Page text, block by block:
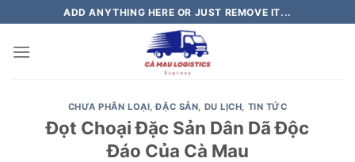
to
content
ADD ANYTHING HERE OR JUST REMOVE IT...
CHƯA PHÂN LOẠI,ĐẶC SẢN, DU LỊCH, TIN TỨC
Đọt Choại Đặc Sản Dân Dã Độc
Đáo Của Cà Mau